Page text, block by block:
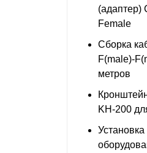
(адаптер)
Female
Сборка
F(male)-
метров
KH-200
Установка